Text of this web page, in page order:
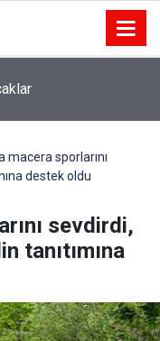
macera sporlarını
destek oldu
sevdirdi,
tanıtımına